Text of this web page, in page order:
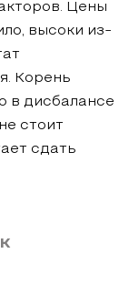
Цены
высоки из-
Корень
в дисбалансе
стоит
сдать